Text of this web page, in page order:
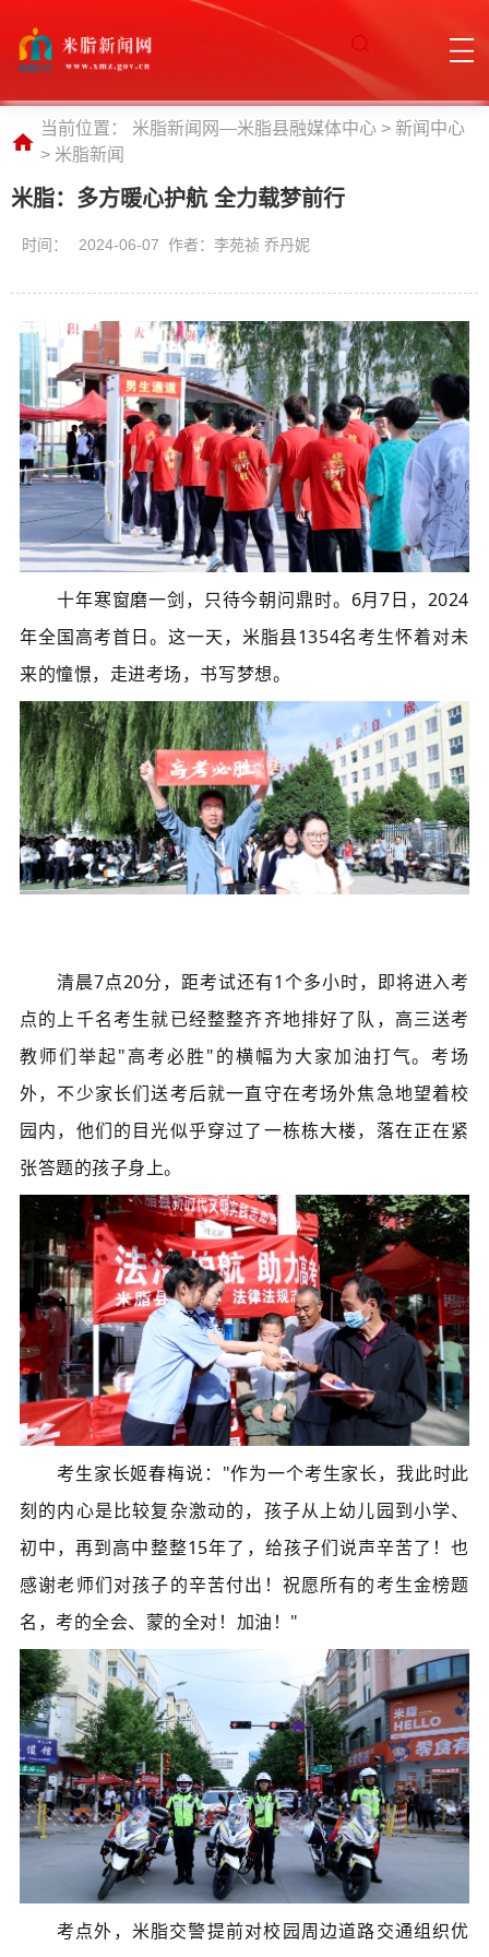
当前位置： 米脂新闻网—米脂县融媒体中心 > 新闻中心
> 米脂新闻
米脂：多方暖心护航 全力载梦前行
时间： 2024-06-07 作者：李苑祯 乔丹妮
十年寒窗磨一剑，只待今朝问鼎时。6月7日，2024
年全国高考首日。这一天，米脂县1354名考生怀着对未
来的憧憬，走进考场，书写梦想。
清晨7点20分，距考试还有1个多小时，即将进入考
点的上千名考生就已经整整齐齐地排好了队，高三送考
教师们举起"高考必胜"的横幅为大家加油打气。考场
外，不少家长们送考后就一直守在考场外焦急地望着校
园内，他们的目光似乎穿过了一栋栋大楼，落在正在紧
张答题的孩子身上。
考生家长姬春梅说："作为一个考生家长，我此时此
刻的内心是比较复杂激动的，孩子从上幼儿园到小学、
初中，再到高中整整15年了，给孩子们说声辛苦了！也
感谢老师们对孩子的辛苦付出！祝愿所有的考生金榜题
名，考的全会、蒙的全对！加油！ "
考点外，米脂交警提前对校园周边道路交通组织优